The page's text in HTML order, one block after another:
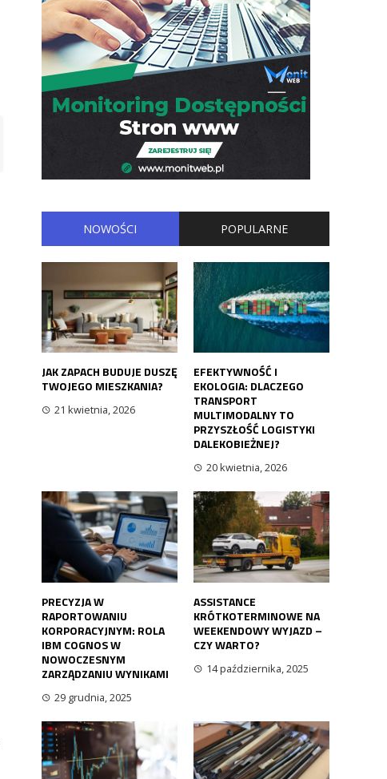
NOWOŚCI POPULARNE
JAK ZAPACH BUDUJE DUSZĘ
TWOJEGO MIESZKANIA?
21 kwietnia, 2026
EFEKTYWNOŚĆ I
EKOLOGIA: DLACZEGO
TRANSPORT
MULTIMODALNY TO
PRZYSZŁOŚĆ LOGISTYKI
DALEKOBIEŻNEJ?
20 kwietnia, 2026
PRECYZJA W
RAPORTOWANIU
KORPORACYJNYM: ROLA
IBM COGNOS W
NOWOCZESNYM
ZARZĄDZANIU WYNIKAMI
29 grudnia, 2025
ASSISTANCE
KRÓTKOTERMINOWE NA
WEEKENDOWY WYJAZD –
CZY WARTO?
14 października, 2025